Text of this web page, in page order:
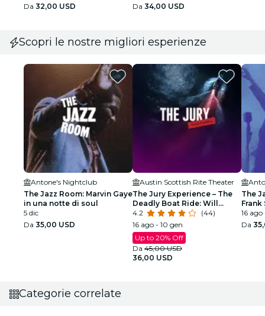
Da 32,00 USD
Da 34,00 USD
Scopri le nostre migliori esperienze
Antone's Nightclub
The Jazz Room: Marvin Gaye
in una notte di soul
5 dic
Da 35,00 USD
Austin Scottish Rite Theater
The Jury Experience – The
Deadly Boat Ride: Will
Austin Deliver Justice?
4.2
(44)
16 ago - 10 gen
Up to 20% Off
Da 45,00 USD
36,00 USD
The
Frank
16 ago
Da
Categorie correlate